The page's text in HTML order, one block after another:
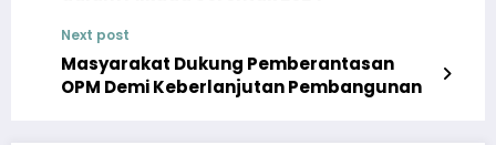
Next post
Masyarakat Dukung Pemberantasan
OPM Demi Keberlanjutan Pembangunan